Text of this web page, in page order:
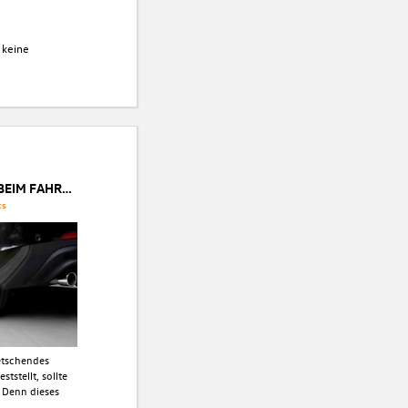
AUTO QUIETSCHT BEIM FAHREN - DAS STECKT DAHINTER
sollte
dieses